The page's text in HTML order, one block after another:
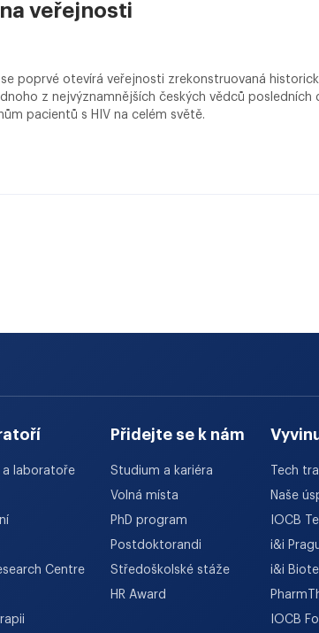
veřejnosti
poprvé otevírá veřejnosti zrekonstruovaná
z nejvýznamnějších českých vědců posledních
pacientů s HIV na celém světě.
a laboratoře
Centre
Přidejte se k nám
Studium a kariéra
Volná místa
PhD program
Postdoktorandi
Středoškolské stáže
HR Award
Tech
Naše
IOCB
i&i
i&i
IOCB